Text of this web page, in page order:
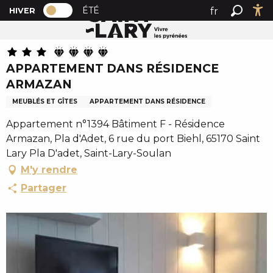
A
l
e
r
a
u
o
n
t
e
n
p
i
PAGE D’ACCUEIL ACTUELLE HIVER : PASSER EN MODE
HIVER PAGE D’ACCUEIL ACTUELLE HIVER :
ÉTÉ
fr
Accueil APPARTEMENT DANS RÉSIDENCE ARMAZAN
APPARTEMENT DANS RÉSIDENCE
ARMAZAN
MEUBLÉS ET GÎTES APPARTEMENT DANS RÉSIDENCE
Appartement n°1394 Bâtiment F - Résidence
Armazan, Pla d'Adet, 6 rue du port Biehl, 65170 Saint
Lary Pla D'adet, Saint-Lary-Soulan
M'y rendre
Partager